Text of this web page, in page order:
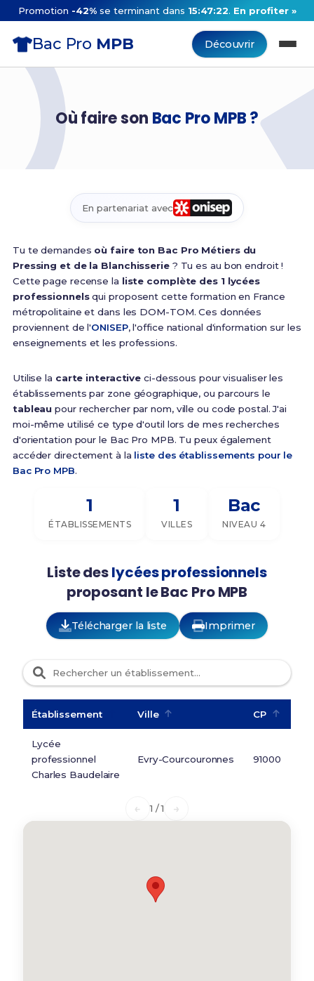
Promotion -42% se terminant dans 15:47:21. En profiter »
Bac Pro MPB Découvrir
Où faire son Bac Pro MPB ?
En partenariat avec
Tu te demandes où faire ton Bac Pro Métiers du
Pressing et de la Blanchisserie? Tu es au bon endroit !
Cette page recense la liste complète des 1 lycées
professionnelsqui proposent cette formation en France
métropolitaine et dans les DOM-TOM. Ces données
proviennent de l'ONISEP, l'office national d'information sur les
enseignements et les professions.
Utilise la carte interactive ci-dessous pour visualiser les
établissements par zone géographique, ou parcours le
tableau pour rechercher par nom, ville ou code postal. J'ai
moi-même utilisé ce type d'outil lors de mes recherches
d'orientation pour le Bac Pro MPB. Tu peux également
accéder directement à la liste des établissements pour le
Bac Pro MPB.
1
ÉTABLISSEMENTS
1
VILLES
Bac
NIVEAU 4
Liste deslycées professionnels
proposant le Bac Pro MPB
Télécharger la liste Imprimer
Établissement Ville CP
Lycée
professionnel
Charles Baudelaire
Evry-Courcouronnes 91000
← 1 / 1 →